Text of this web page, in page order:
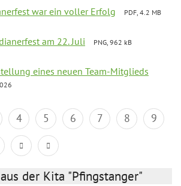
war ein voller Erfolg
PDF, 4.2 MB
am 22. Juli
PNG, 962 kB
eines neuen Team-Mitglieds
4 5 6 7 8
9
der Kita "Pfingstanger"